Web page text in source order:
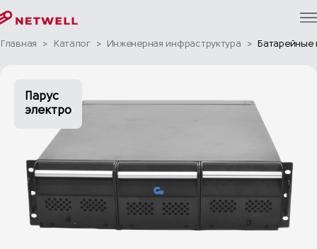
Главная > Каталог > Инженерная инфраструктура >
Парус
электро